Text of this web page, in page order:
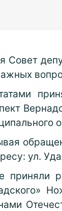
Совет
ул.
приняли